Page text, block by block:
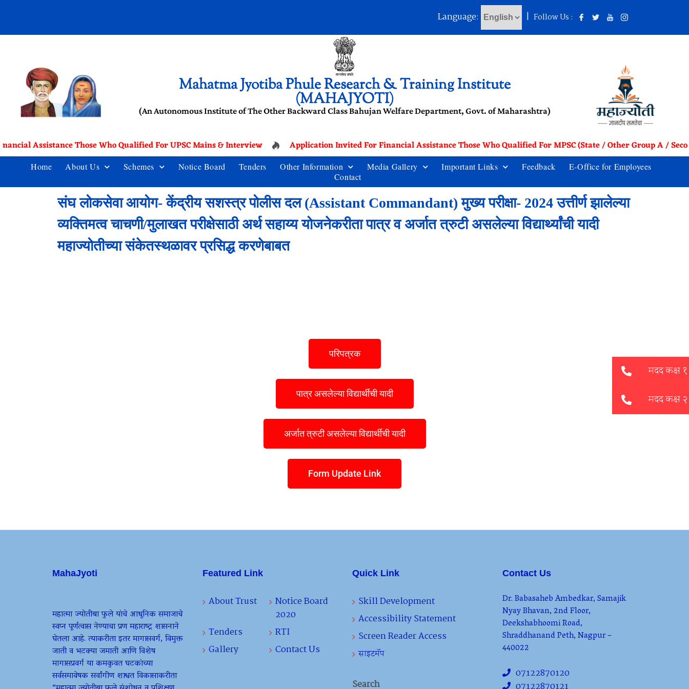
Language: | Follow Us :
Mahatma Jyotiba Phule Research & Training Institute
(MAHAJYOTI)
(An Autonomous Institute of The Other Backward Class Bahujan Welfare Department, Govt. of Maharashtra)
Assistance Those Who Qualified For UPSC Mains & Interview Application Invited For Financial Assistance Those Who Qualified For MPSC (State / Other Group A /
Home About Us Schemes Notice Board Tenders Other Information Media Gallery Important Links Feedback
E-Office for Employees
Contact
संघ लोकसेवा आयोग- केंद्रीय सशस्त्र पोलीस दल (Assistant Commandant) मुख्य परीक्षा- 2024 उत्तीर्ण झालेल्या
व्यक्तिमत्व चाचणी/मुलाखत परीक्षेसाठी अर्थ सहाय्य योजनेकरीता पात्र व अर्जात त्रुटी असलेल्या विद्यार्थ्यांची यादी
महाज्योतीच्या संकेतस्थळावर प्रसिद्ध करणेबाबत
परिपत्रक
पात्र असलेल्या विद्यार्थीची यादी
अर्जात त्रुटी असलेल्या विद्यार्थीची यादी
Form Update Link
MahaJyoti
महात्मा ज्योतीबा फुले यांचे आधुनिक समाजाचे
स्वप्न पूर्णत्वास नेण्याचा प्रण महाराष्ट्र शासनाने
घेतला आहे. त्याकरीता इतर मागासवर्ग, विमुक्त
जाती व भटक्या जमाती आणि विशेष
मागासप्रवर्ग या कमकुवत घटकांच्या
सर्वसमावेषक सर्वांगीण शाश्वत विकासाकरीता
Featured Link
About Trust
Notice Board
2020
Tenders
RTI
Gallery
Contact Us
Quick Link
Skill Development
Accessibility Statement
Screen Reader Access
साइटमॅप
Search
Contact Us
Dr. Babasaheb Ambedkar, Samajik
Nyay Bhavan, 2nd Floor,
Deekshabhoomi Road,
Shraddhanand Peth, Nagpur –
440022
07122870120